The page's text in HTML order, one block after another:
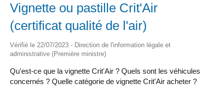
Vignette ou pastille Crit'Air
(certificat qualité de l'air)
Vérifié le 22/07/2023 - Direction de l'information légale et
administrative (Première ministre)
Qu'est-ce que la vignette Crit'Air ? Quels sont les véhicules
concernés ? Quelle catégorie de vignette Crit'Air acheter ?